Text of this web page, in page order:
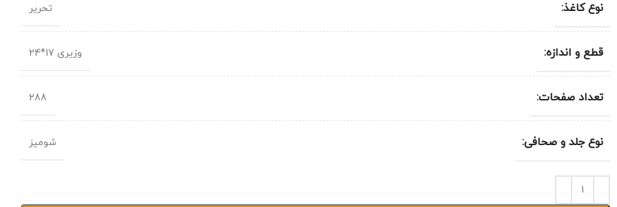
نوع کاغذ: تحریر
قطع و اندازه: وزیری 17*24
تعداد صفحات: 288
نوع جلد و صحافی: شومیز